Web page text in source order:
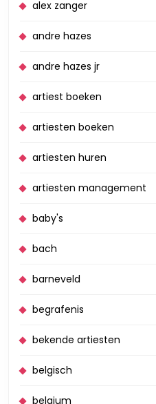
alex zanger
andre hazes
andre hazes jr
artiest boeken
artiesten boeken
artiesten huren
artiesten management
baby's
bach
barneveld
begrafenis
bekende artiesten
belgisch
belgium